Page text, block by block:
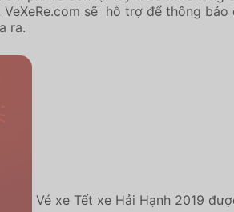
sẽ hỗ trợ để thông
ra.
Vé xe Tết xe Hải Hạnh 2019